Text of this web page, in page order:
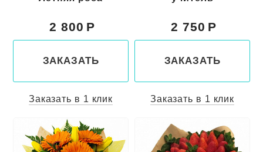
2 800
ЗАКАЗАТЬ
Заказать в 1 клик
2 750
ЗАКАЗАТЬ
Заказать в 1 клик